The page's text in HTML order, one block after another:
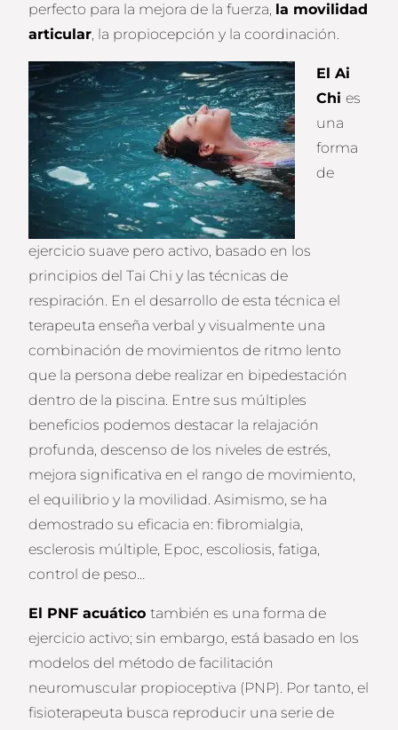
perfecto para la mejora de la fuerza, la movilidad
articular, la propiocepción y la coordinación.
El Ai
Chies
una
forma
de
ejercicio suave pero activo, basado en los
principios del Tai Chi y las técnicas de
respiración. En el desarrollo de esta técnica el
terapeuta enseña verbal y visualmente una
combinación de movimientos de ritmo lento
que la persona debe realizar en bipedestación
dentro de la piscina. Entre sus múltiples
beneficios podemos destacar la relajación
profunda, descenso de los niveles de estrés,
mejora significativa en el rango de movimiento,
el equilibrio y la movilidad. Asimismo, se ha
demostrado su eficacia en: fibromialgia,
esclerosis múltiple, Epoc, escoliosis, fatiga,
control de peso…
El PNF acuáticotambién es una forma de
ejercicio activo; sin embargo, está basado en los
modelos del método de facilitación
neuromuscular propioceptiva (PNP). Por tanto, el
fisioterapeuta busca reproducir una serie de